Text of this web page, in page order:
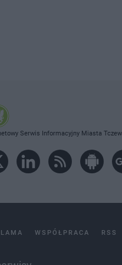
Serwis Informacyjny Miasta
WSPÓŁPRACA RSS